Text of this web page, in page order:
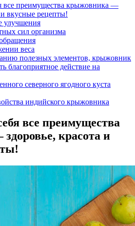
все преимущества крыжовника —
и вкусные рецепты!
улучшения
сил организма
веса
полезных элементов, крыжовник
благоприятное действие на
северного ягодного куста
индийского крыжовника
все преимущества
красота и